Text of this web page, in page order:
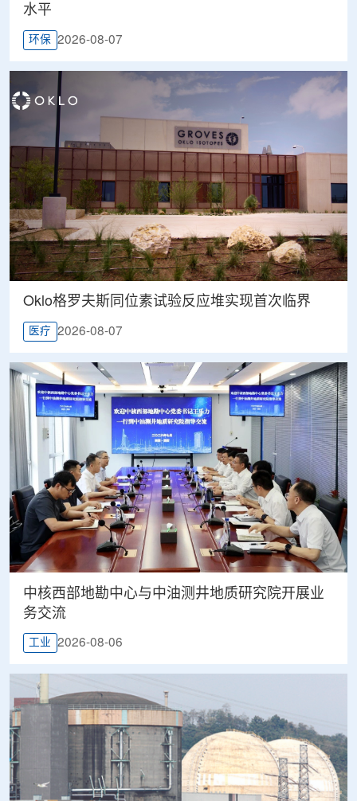
水平
环保 2026-08-07
Oklo格罗夫斯同位素试验反应堆实现首次临界
医疗 2026-08-07
中核西部地勘中心与中油测井地质研究院开展业
务交流
工业 2026-08-06